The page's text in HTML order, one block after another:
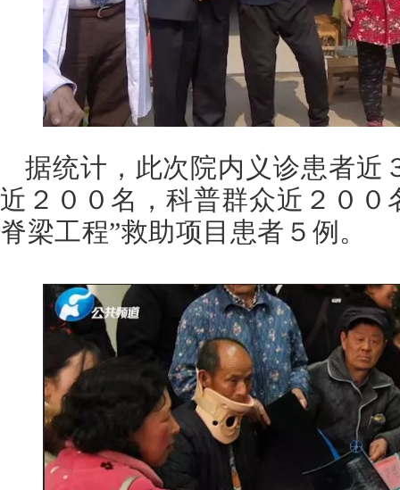
据统计，此次院内义诊患者近
近２００名，科普群众近２０
脊梁工程”救助项目患者５例。